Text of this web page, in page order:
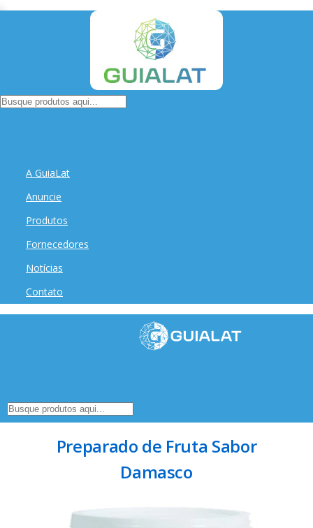
A GuiaLat
Anuncie
Produtos
Fornecedores
Notícias
Contato
Preparado de Fruta Sabor
Damasco